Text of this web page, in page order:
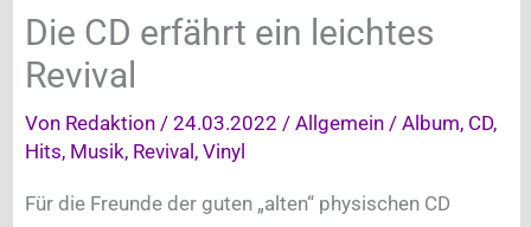
Die CD erfährt ein leichtes
Revival
Von Redaktion/24.03.2022/Allgemein /Album, CD,
Hits, Musik, Revival ,Vinyl
Für die Freunde der guten „alten“ physischen CD